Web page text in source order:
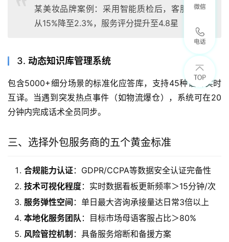
某美妆品牌案例：采用智能质检后，客服违规率
从15%降至2.3%，服务评分提升至4.8星
3. 动态知识库管理系统
包含5000+细分场景的标准化应答库，支持45种语言实时
互译。当遇到突发热点事件（如物流爆仓），系统可在20
分钟内完成话术全员同步。
三、选择外包服务商的五个黄金标准
合规能力认证：GDPR/CCPA等数据安全认证完备性
技术可视化程度：实时数据看板更新频率＞15分钟/次
服务弹性空间 ：单日最大咨询承接量达日常3倍以上
本地化服务团队 ：目标市场母语客服占比＞80%
风险管控机制 ：具备服务熔断和备援方案